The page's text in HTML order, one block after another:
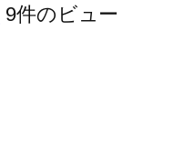
9件のビュー